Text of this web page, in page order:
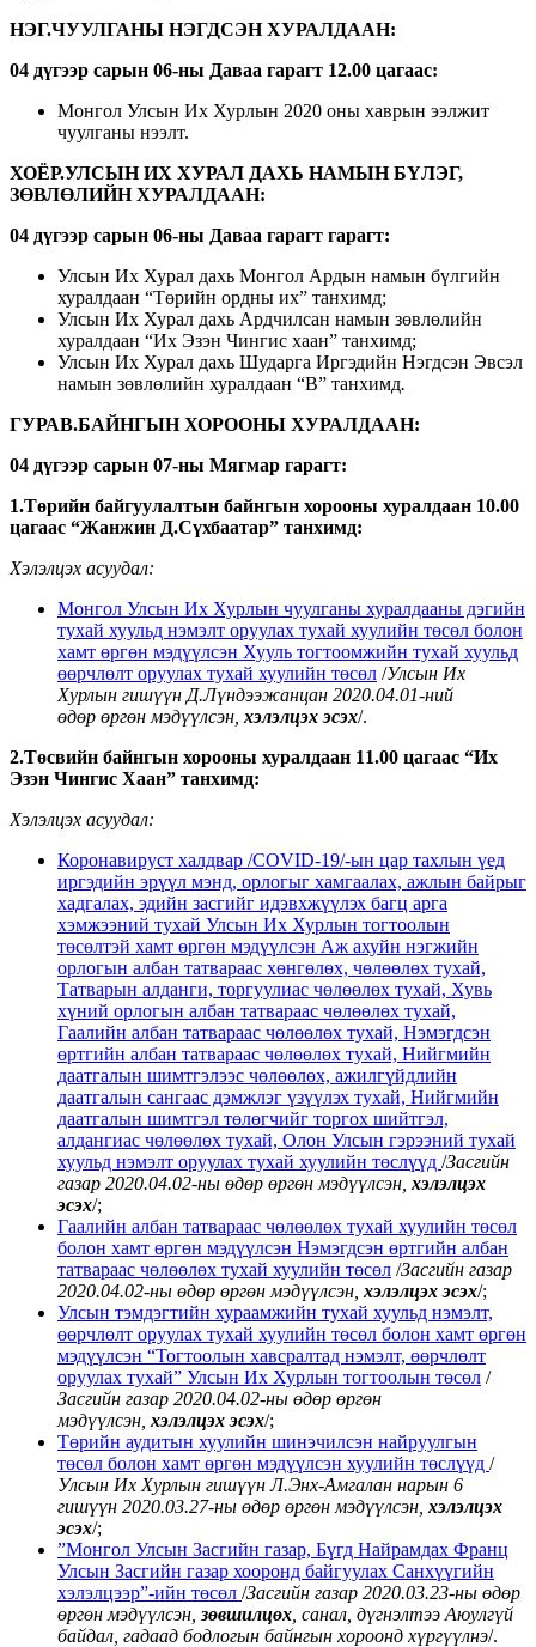
НЭГ.ЧУУЛГАНЫ НЭГДСЭН ХУРАЛДААН:
04 дүгээр сарын 06-ны Даваа гарагт 12.00 цагаас:
Монгол Улсын Их Хурлын 2020 оны хаврын ээлжит
чуулганы нээлт.
ХОЁР.УЛСЫН ИХ ХУРАЛ ДАХЬ НАМЫН БҮЛЭГ,
ЗӨВЛӨЛИЙН ХУРАЛДААН:
04 дүгээр сарын 06-ны Даваа гарагт гарагт:
Улсын Их Хурал дахь Монгол Ардын намын бүлгийн
хуралдаан “Төрийн ордны их” танхимд;
Улсын Их Хурал дахь Ардчилсан намын зөвлөлийн
хуралдаан “Их Эзэн Чингис хаан” танхимд;
Улсын Их Хурал дахь Шударга Иргэдийн Нэгдсэн Эвсэл
намын зөвлөлийн хуралдаан “В” танхимд.
ГУРАВ.БАЙНГЫН ХОРООНЫ ХУРАЛДААН:
04 дүгээр сарын 07-ны Мягмар гарагт:
1.Төрийн байгуулалтын байнгын хорооны хуралдаан 10.00
цагаас “Жанжин Д.Сүхбаатар” танхимд:
Хэлэлцэх асуудал:
Монгол Улсын Их Хурлын чуулганы хуралдааны дэгийн
тухай хуульд нэмэлт оруулах тухай хуулийн төсөл болон
хамт өргөн мэдүүлсэн Хууль тогтоомжийн тухай хуульд
өөрчлөлт оруулах тухай хуулийн төсөл /Улсын Их
Хурлын гишүүн Д.Лүндээжанцан 2020.04.01-ний
өдөр өргөн мэдүүлсэн, хэлэлцэх эсэх/.
2.Төсвийн байнгын хорооны хуралдаан 11.00 цагаас “Их
Эзэн Чингис Хаан” танхимд:
Хэлэлцэх асуудал:
Коронавируст халдвар /СОVID-19/-ын цар тахлын үед
иргэдийн эрүүл мэнд, орлогыг хамгаалах, ажлын байрыг
хадгалах, эдийн засгийг идэвхжүүлэх багц арга
хэмжээний тухай Улсын Их Хурлын тогтоолын
төсөлтэй хамт өргөн мэдүүлсэн Аж ахуйн нэгжийн
орлогын албан татвараас хөнгөлөх, чөлөөлөх тухай,
Татварын алданги, торгуулиас чөлөөлөх тухай, Хувь
хүний орлогын албан татвараас чөлөөлөх тухай,
Гаалийн албан татвараас чөлөөлөх тухай, Нэмэгдсэн
өртгийн албан татвараас чөлөөлөх тухай, Нийгмийн
даатгалын шимтгэлээс чөлөөлөх, ажилгүйдлийн
даатгалын сангаас дэмжлэг үзүүлэх тухай, Нийгмийн
даатгалын шимтгэл төлөгчийг торгох шийтгэл,
алдангиас чөлөөлөх тухай, Олон Улсын гэрээний тухай
хуульд нэмэлт оруулах тухай хуулийн төслүүд /Засгийн
газар 2020.04.02-ны өдөр өргөн мэдүүлсэн, хэлэлцэх
эсэх/;
Гаалийн албан татвараас чөлөөлөх тухай хуулийн төсөл
болон хамт өргөн мэдүүлсэн Нэмэгдсэн өртгийн албан
татвараас чөлөөлөх тухай хуулийн төсөл /Засгийн газар
2020.04.02-ны өдөр өргөн мэдүүлсэн, хэлэлцэх эсэх/;
Улсын тэмдэгтийн хураамжийн тухай хуульд нэмэлт,
өөрчлөлт оруулах тухай хуулийн төсөл болон хамт өргөн
мэдүүлсэн “Тогтоолын хавсралтад нэмэлт, өөрчлөлт
оруулах тухай” Улсын Их Хурлын тогтоолын төсөл /
Засгийн газар 2020.04.02-ны өдөр өргөн
мэдүүлсэн, хэлэлцэх эсэх/;
Төрийн аудитын хуулийн шинэчилсэн найруулгын
төсөл болон хамт өргөн мэдүүлсэн хуулийн төслүүд /
Улсын Их Хурлын гишүүн Л.Энх-Амгалан нарын 6
гишүүн 2020.03.27-ны өдөр өргөн мэдүүлсэн, хэлэлцэх
эсэх/;
”Монгол Улсын Засгийн газар, Бүгд Найрамдах Франц
Улсын Засгийн газар хооронд байгуулах Санхүүгийн
хэлэлцээр”-ийн төсөл /Засгийн газар 2020.03.23-ны өдөр
өргөн мэдүүлсэн, зөвшилцөх , санал, дүгнэлтээ Аюулгүй
байдал, гадаад бодлогын байнгын хороонд хүргүүлнэ/.